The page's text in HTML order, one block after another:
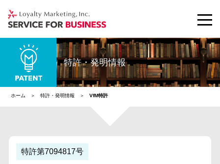
特許・発明情報
ホーム 特許・発明情報 VfM特許
特許第7094817号